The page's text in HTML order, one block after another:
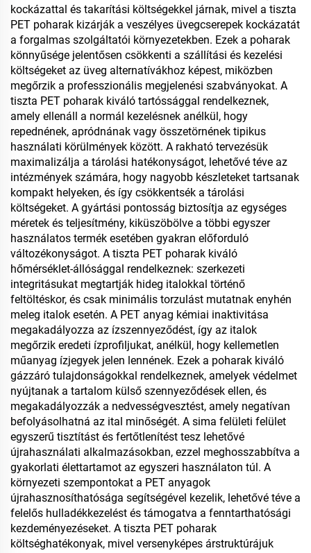
kockázattal és takarítási költségekkel járnak, mivel a tiszta
PET poharak kizárják a veszélyes üvegcserepek kockázatát
a forgalmas szolgáltatói környezetekben. Ezek a poharak
könnyűsége jelentősen csökkenti a szállítási és kezelési
költségeket az üveg alternatívákhoz képest, miközben
megőrzik a professzionális megjelenési szabványokat. A
tiszta PET poharak kiváló tartóssággal rendelkeznek,
amely ellenáll a normál kezelésnek anélkül, hogy
repednének, apródnának vagy összetörnének tipikus
használati körülmények között. A rakható tervezésük
maximalizálja a tárolási hatékonyságot, lehetővé téve az
intézmények számára, hogy nagyobb készleteket tartsanak
kompakt helyeken, és így csökkentsék a tárolási
költségeket. A gyártási pontosság biztosítja az egységes
méretek és teljesítmény, kiküszöbölve a többi egyszer
használatos termék esetében gyakran előforduló
változékonyságot. A tiszta PET poharak kiváló
hőmérséklet-állósággal rendelkeznek: szerkezeti
integritásukat megtartják hideg italokkal történő
feltöltéskor, és csak minimális torzulást mutatnak enyhén
meleg italok esetén. A PET anyag kémiai inaktivitása
megakadályozza az ízszennyeződést, így az italok
megőrzik eredeti ízprofiljukat, anélkül, hogy kellemetlen
műanyag ízjegyek jelen lennének. Ezek a poharak kiváló
gázzáró tulajdonságokkal rendelkeznek, amelyek védelmet
nyújtanak a tartalom külső szennyeződések ellen, és
megakadályozzák a nedvességvesztést, amely negatívan
befolyásolhatná az ital minőségét. A sima felületi felület
egyszerű tisztítást és fertőtlenítést tesz lehetővé
újrahasználati alkalmazásokban, ezzel meghosszabbítva a
gyakorlati élettartamot az egyszeri használaton túl. A
környezeti szempontokat a PET anyagok
újrahasznosíthatósága segítségével kezelik, lehetővé téve a
felelős hulladékkezelést és támogatva a fenntarthatósági
kezdeményezéseket. A tiszta PET poharak
költséghatékonyak, mivel versenyképes árstruktúrájuk